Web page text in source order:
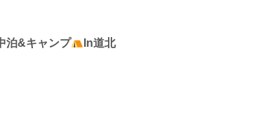
泊&キャンプ In道北